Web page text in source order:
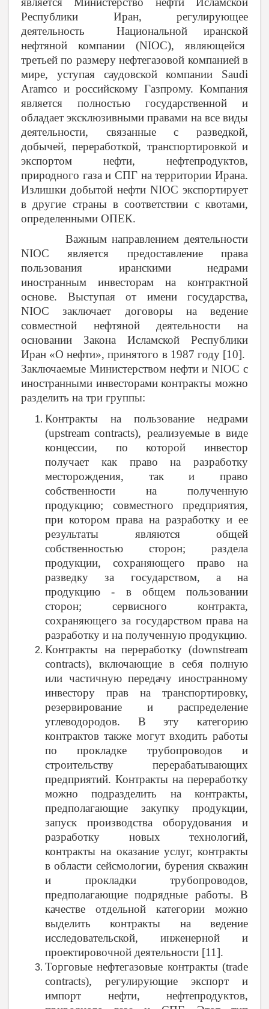
Республики Иран, регулирующее
деятельность Национальной иранской
нефтяной компании (NIOC), являющейся
третьей по размеру нефтегазовой компанией в
мире, уступая саудовской компании Saudi
Aramco и российскому Газпрому. Компания
является полностью государственной и
обладает эксклюзивными правами на все виды
деятельности, связанные с разведкой,
добычей, переработкой, транспортировкой и
экспортом нефти, нефтепродуктов,
природного газа и СПГ на территории Ирана.
Излишки добытой нефти NIOC экспортирует
в другие страны в соответствии с квотами,
определенными ОПЕК.
Важным направлением деятельности
NIOC является предоставление права
пользования иранскими недрами
иностранным инвесторам на контрактной
основе. Выступая от имени государства,
NIOC заключает договоры на ведение
совместной нефтяной деятельности на
основании Закона Исламской Республики
Иран «О нефти», принятого в 1987 году [10].
Заключаемые Министерством нефти иNIOC с
иностранными инвесторами контракты можно
разделить на три группы:
Контракты на пользование недрами
(upstream contracts), реализуемые в виде
концессии, по которой инвестор
получает как право на разработку
месторождения, так и право
собственности на полученную
продукцию; совместного предприятия,
при котором права на разработку и ее
результаты являются общей
собственностью сторон; раздела
продукции, сохраняющего право на
разведку за государством, а на
продукцию - в общем пользовании
сторон; сервисного контракта,
сохраняющего за государством права на
разработку и на полученную продукцию.
Контракты на переработку (downstream
contracts), включающие в себя полную
или частичную передачу иностранному
инвестору прав на транспортировку,
резервирование и распределение
углеводородов. В эту категорию
контрактов также могут входить работы
по прокладке трубопроводов и
строительству перерабатывающих
предприятий. Контракты на переработку
можно подразделить на контракты,
предполагающие закупку продукции,
запуск производства оборудования и
разработку новых технологий,
контракты на оказание услуг, контракты
в области сейсмологии, бурения скважин
и прокладки трубопроводов,
предполагающие подрядные работы. В
качестве отдельной категории можно
выделить контракты на ведение
исследовательской, инженерной и
проектировочной деятельности [11].
Торговые нефтегазовые контракты (trade
contracts), регулирующие экспорт и
импорт нефти, нефтепродуктов,